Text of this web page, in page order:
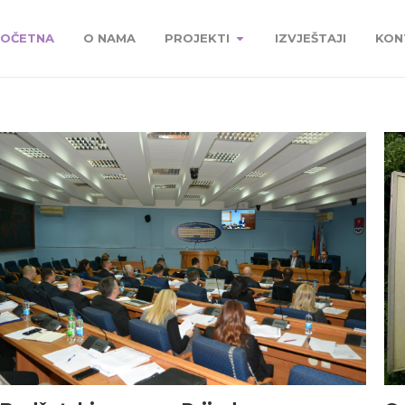
O NAMA PROJEKTI IZVJEŠTAJI